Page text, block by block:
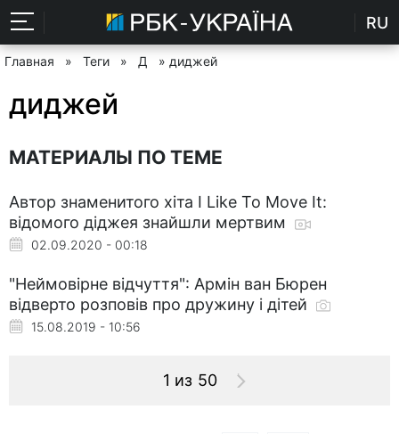
RU
Главная » Теги » Д » диджей
диджей
МАТЕРИАЛЫ ПО ТЕМЕ
Автор знаменитого хіта I Like To Move It:
відомого діджея знайшли мертвим
02.09.2020 - 00:18
"Неймовірне відчуття": Армін ван Бюрен
відверто розповів про дружину і дітей
15.08.2019 - 10:56
1 из 50